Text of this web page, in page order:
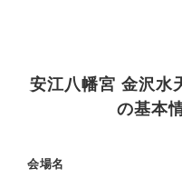
安江八幡宮 金沢水
の基本
会場名